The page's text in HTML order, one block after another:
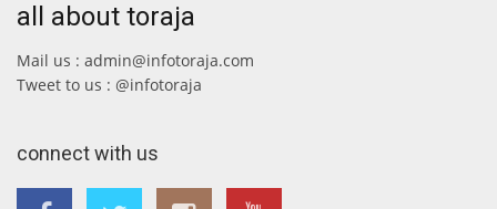
all about toraja
Mail us : admin@infotoraja.com
Tweet to us : @infotoraja
connect with us